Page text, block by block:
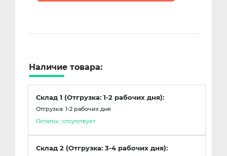
Наличие товара:
Склад 1 (Отгрузка: 1-2 рабочих дня):
Отгрузка: 1-2 рабочих дня
Остаток: отсутствует
Склад 2 (Отгрузка: 3-4 рабочих дня):